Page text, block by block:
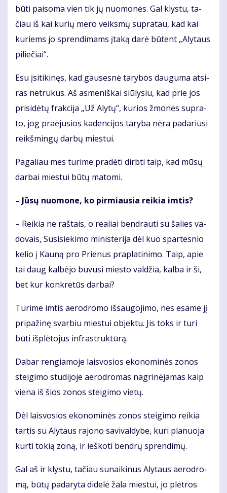
bū­ti pai­so­ma vien tik jų nuo­mo­nės. Gal klys­tu, ta­
čiau iš kai ku­rių me­ro veiks­mų su­pra­tau, kad kai
ku­riems jo spren­di­mams įta­ką da­rė bū­tent „Aly­taus
pi­lie­čiai“.
Esu įsi­ti­ki­nęs, kad gau­ses­nė ta­ry­bos dau­gu­ma at­si­
ras ne­tru­kus. Aš as­me­niš­kai siū­ly­siu, kad prie jos
pri­si­dė­tų frak­ci­ja „Už Aly­tų“, ku­rios žmo­nės su­pra­
to, jog pra­ėju­sios ka­den­ci­jos ta­ry­ba nė­ra pa­da­riu­si
reikš­min­gų dar­bų mies­tui.
Pa­ga­liau mes tu­ri­me pra­dė­ti dirb­ti taip, kad mū­sų
dar­bai mies­tui bū­tų ma­to­mi.
– Jū­sų nuo­mo­ne, ko pir­miau­sia rei­kia im­tis?
– Rei­kia ne raš­tais, o re­a­liai ben­drau­ti su ša­lies va­
do­vais, Su­si­sie­ki­mo mi­nis­te­ri­ja dėl kuo spar­tes­nio
ke­lio į Kau­ną pro Prie­nus pra­pla­ti­ni­mo. Taip, apie
tai daug kal­bė­jo bu­vu­si mies­to val­džia, kal­ba ir ši,
bet kur kon­kre­tūs dar­bai?
Tu­ri­me im­tis ae­ro­dro­mo iš­sau­go­ji­mo, nes esa­me jį
pri­pa­ži­nę svar­biu mies­tui ob­jek­tu. Jis toks ir tu­ri
bū­ti iš­plė­to­jus in­fra­struk­tū­rą.
Da­bar ren­gia­mo­je lais­vo­sios eko­no­mi­nės zo­nos
stei­gi­mo stu­di­jo­je ae­ro­dro­mas nag­ri­nė­ja­mas kaip
vie­na iš šios zo­nos stei­gi­mo vie­tų.
Dėl lais­vo­sios eko­no­mi­nės zo­nos stei­gi­mo rei­kia
tar­tis su Aly­taus ra­jo­no sa­vi­val­dy­be, ku­ri pla­nuo­ja
kur­ti to­kią zo­ną, ir ieš­ko­ti ben­drų spren­di­mų.
Gal aš ir klys­tu, ta­čiau su­nai­ki­nus Aly­taus ae­ro­dro­
mą, bū­tų padaryta didelė žala miestui, jo plėtros